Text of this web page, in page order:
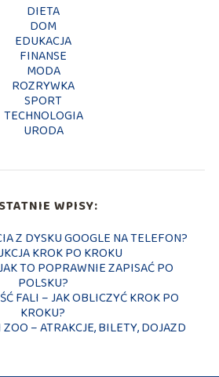
DIETA
DOM
EDUKACJA
FINANSE
MODA
ROZRYWKA
SPORT
TECHNOLOGIA
URODA
WPISY:
Z DYSKU GOOGLE NA TELEFON?
KROK PO KROKU
TO POPRAWNIE ZAPISAĆ PO
POLSKU?
FALI – JAK OBLICZYĆ KROK PO
KROKU?
– ATRAKCJE, BILETY, DOJAZD